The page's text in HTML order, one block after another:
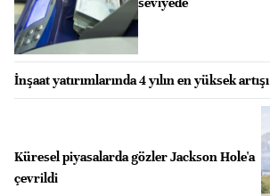
İnşaat yatırımlarında 4 yılın en yüksek artışı
Küresel piyasalarda gözler Jackson Hole'a
çevrildi